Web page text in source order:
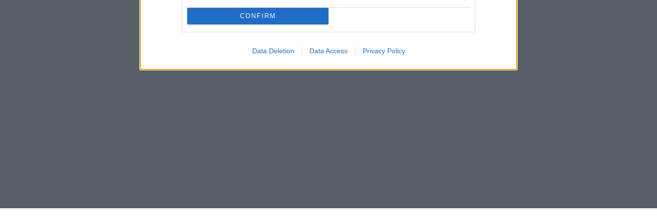
CONFIRM
Data Deletion Data Access Privacy Policy